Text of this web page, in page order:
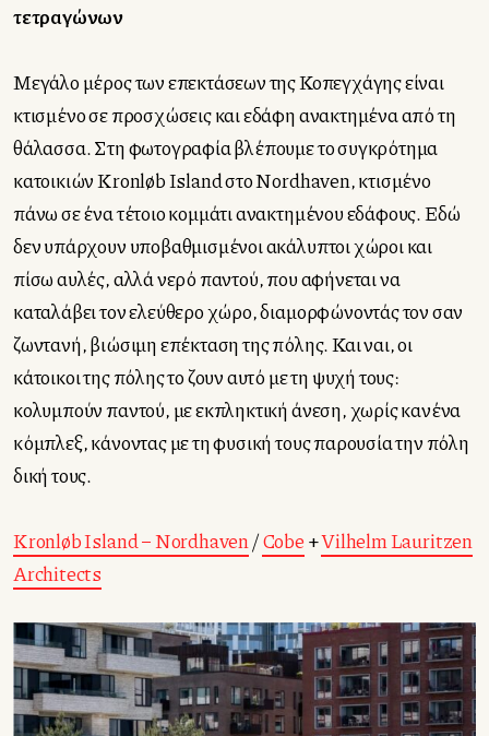
τετραγώνων
Μεγάλο μέρος των επεκτάσεων της Κοπεγχάγης είναι
κτισμένο σε προσχώσεις και εδάφη ανακτημένα από τη
θάλασσα. Στη φωτογραφία βλέπουμε το συγκρότημα
κατοικιών Kronløb Island στο Nordhaven, κτισμένο
πάνω σε ένα τέτοιο κομμάτι ανακτημένου εδάφους. Εδώ
δεν υπάρχουν υποβαθμισμένοι ακάλυπτοι χώροι και
πίσω αυλές, αλλά νερό παντού, που αφήνεται να
καταλάβει τον ελεύθερο χώρο, διαμορφώνοντάς τον σαν
ζωντανή, βιώσιμη επέκταση της πόλης. Και ναι, οι
κάτοικοι της πόλης το ζουν αυτό με τη ψυχή τους:
κολυμπούν παντού, με εκπληκτική άνεση, χωρίς κανένα
κόμπλεξ, κάνοντας με τη φυσική τους παρουσία την πόλη
δική τους.
Kronløb Island – Nordhaven/Cobe+Vilhelm Lauritzen
Architects